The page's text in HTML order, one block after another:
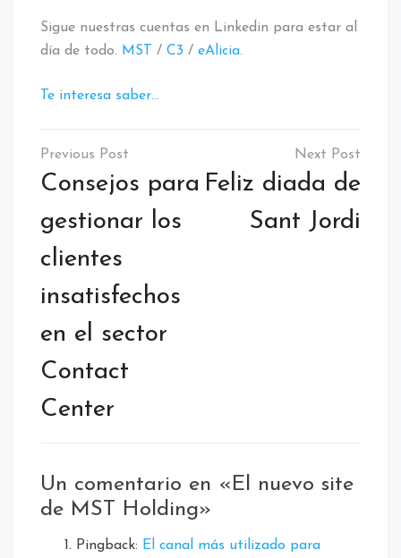
Sigue nuestras cuentas en Linkedin para estar al
día de todo. MST / C3 / eAlicia.
Te interesa saber…
Barcelona
Consejos para
gestionar los
clientes
insatisfechos
en el sector
Contact
Center
Feliz diada de
Sant Jordi
Un comentario en «El nuevo site
de MST Holding»
Pingback: El canal más utilizado para